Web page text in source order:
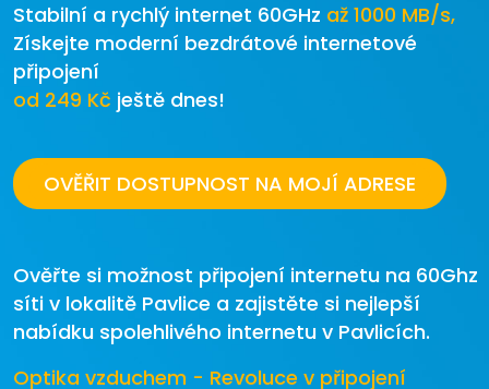
Stabilní a rychlý internet 60GHz až 1000 MB/s,
Získejte moderní bezdrátové internetové
připojení
od 249 Kč ještě dnes!
OVĚŘIT DOSTUPNOST NA MOJÍ ADRESE
Ověřte si možnost připojení internetu na 60Ghz
síti v lokalitě Pavlice a zajistěte si nejlepší
nabídku spolehlivého internetu v Pavlicích.
Optika vzduchem - Revoluce v připojení